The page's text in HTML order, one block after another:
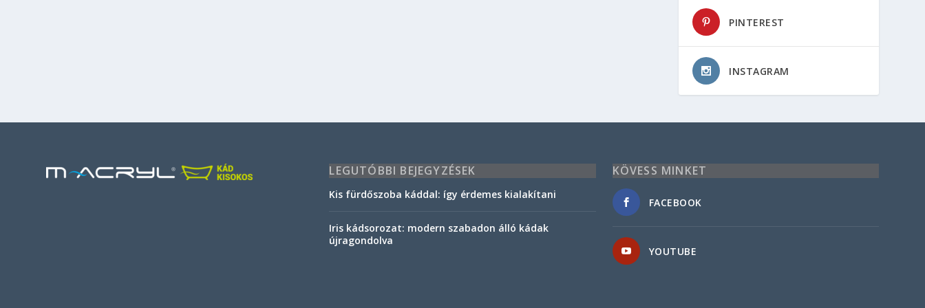
PINTEREST
INSTAGRAM
LEGUTÓBBI BEJEGYZÉSEK
Kis fürdőszoba káddal: így érdemes kialakítani
Iris kádsorozat: modern szabadon álló kádak
újragondolva
KÖVESS MINKET
FACEBOOK
YOUTUBE